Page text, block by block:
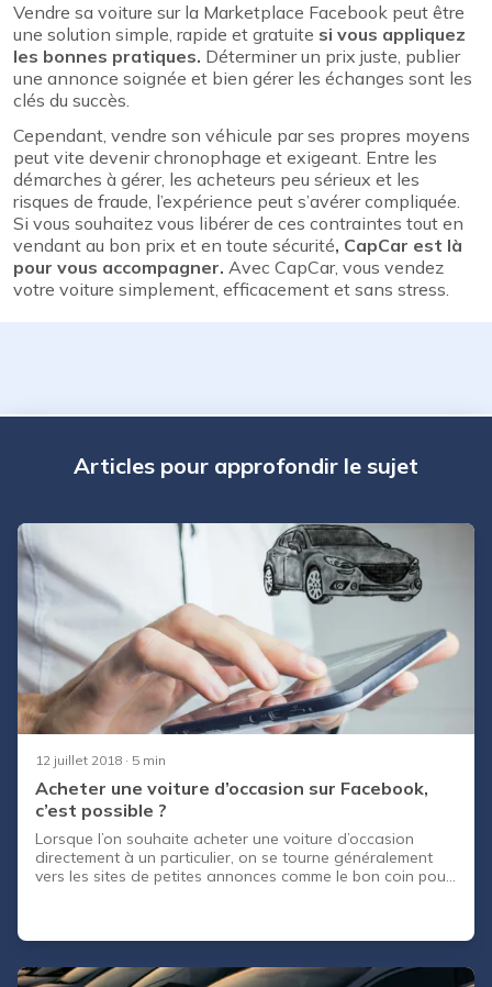
Vendre sa voiture sur la Marketplace Facebook peut être
une solution simple, rapide et gratuite si vous appliquez
les bonnes pratiques. Déterminer un prix juste, publier
une annonce soignée et bien gérer les échanges sont les
clés du succès.
Cependant, vendre son véhicule par ses propres moyens
peut vite devenir chronophage et exigeant. Entre les
démarches à gérer, les acheteurs peu sérieux et les
risques de fraude, l’expérience peut s’avérer compliquée.
Si vous souhaitez vous libérer de ces contraintes tout en
vendant au bon prix et en toute sécurité, CapCar est là
pour vous accompagner. Avec CapCar, vous vendez
votre voiture simplement, efficacement et sans stress.
Articles pour approfondir le sujet
12 juillet 2018 · 5 min
Acheter une voiture d’occasion sur Facebook,
c’est possible ?
Lorsque l’on souhaite acheter une voiture d’occasion
directement à un particulier, on se tourne généralement
vers les sites de petites annonces comme le bon coin pour